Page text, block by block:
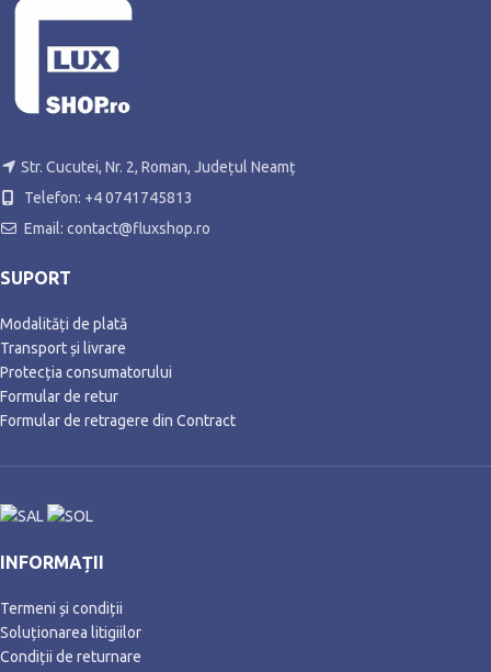
Str. Cucutei, Nr. 2, Roman, Județul Neamț
Telefon: +4 0741745813
Email: contact@fluxshop.ro
SUPORT
Modalități de plată
Transport și livrare
Protecția consumatorului
Formular de retur
Formular de retragere din Contract
INFORMAȚII
Termeni și condiții
Soluționarea litigiilor
Condiții de returnare